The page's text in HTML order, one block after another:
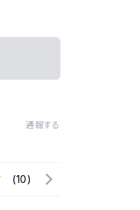
通報する
(10)